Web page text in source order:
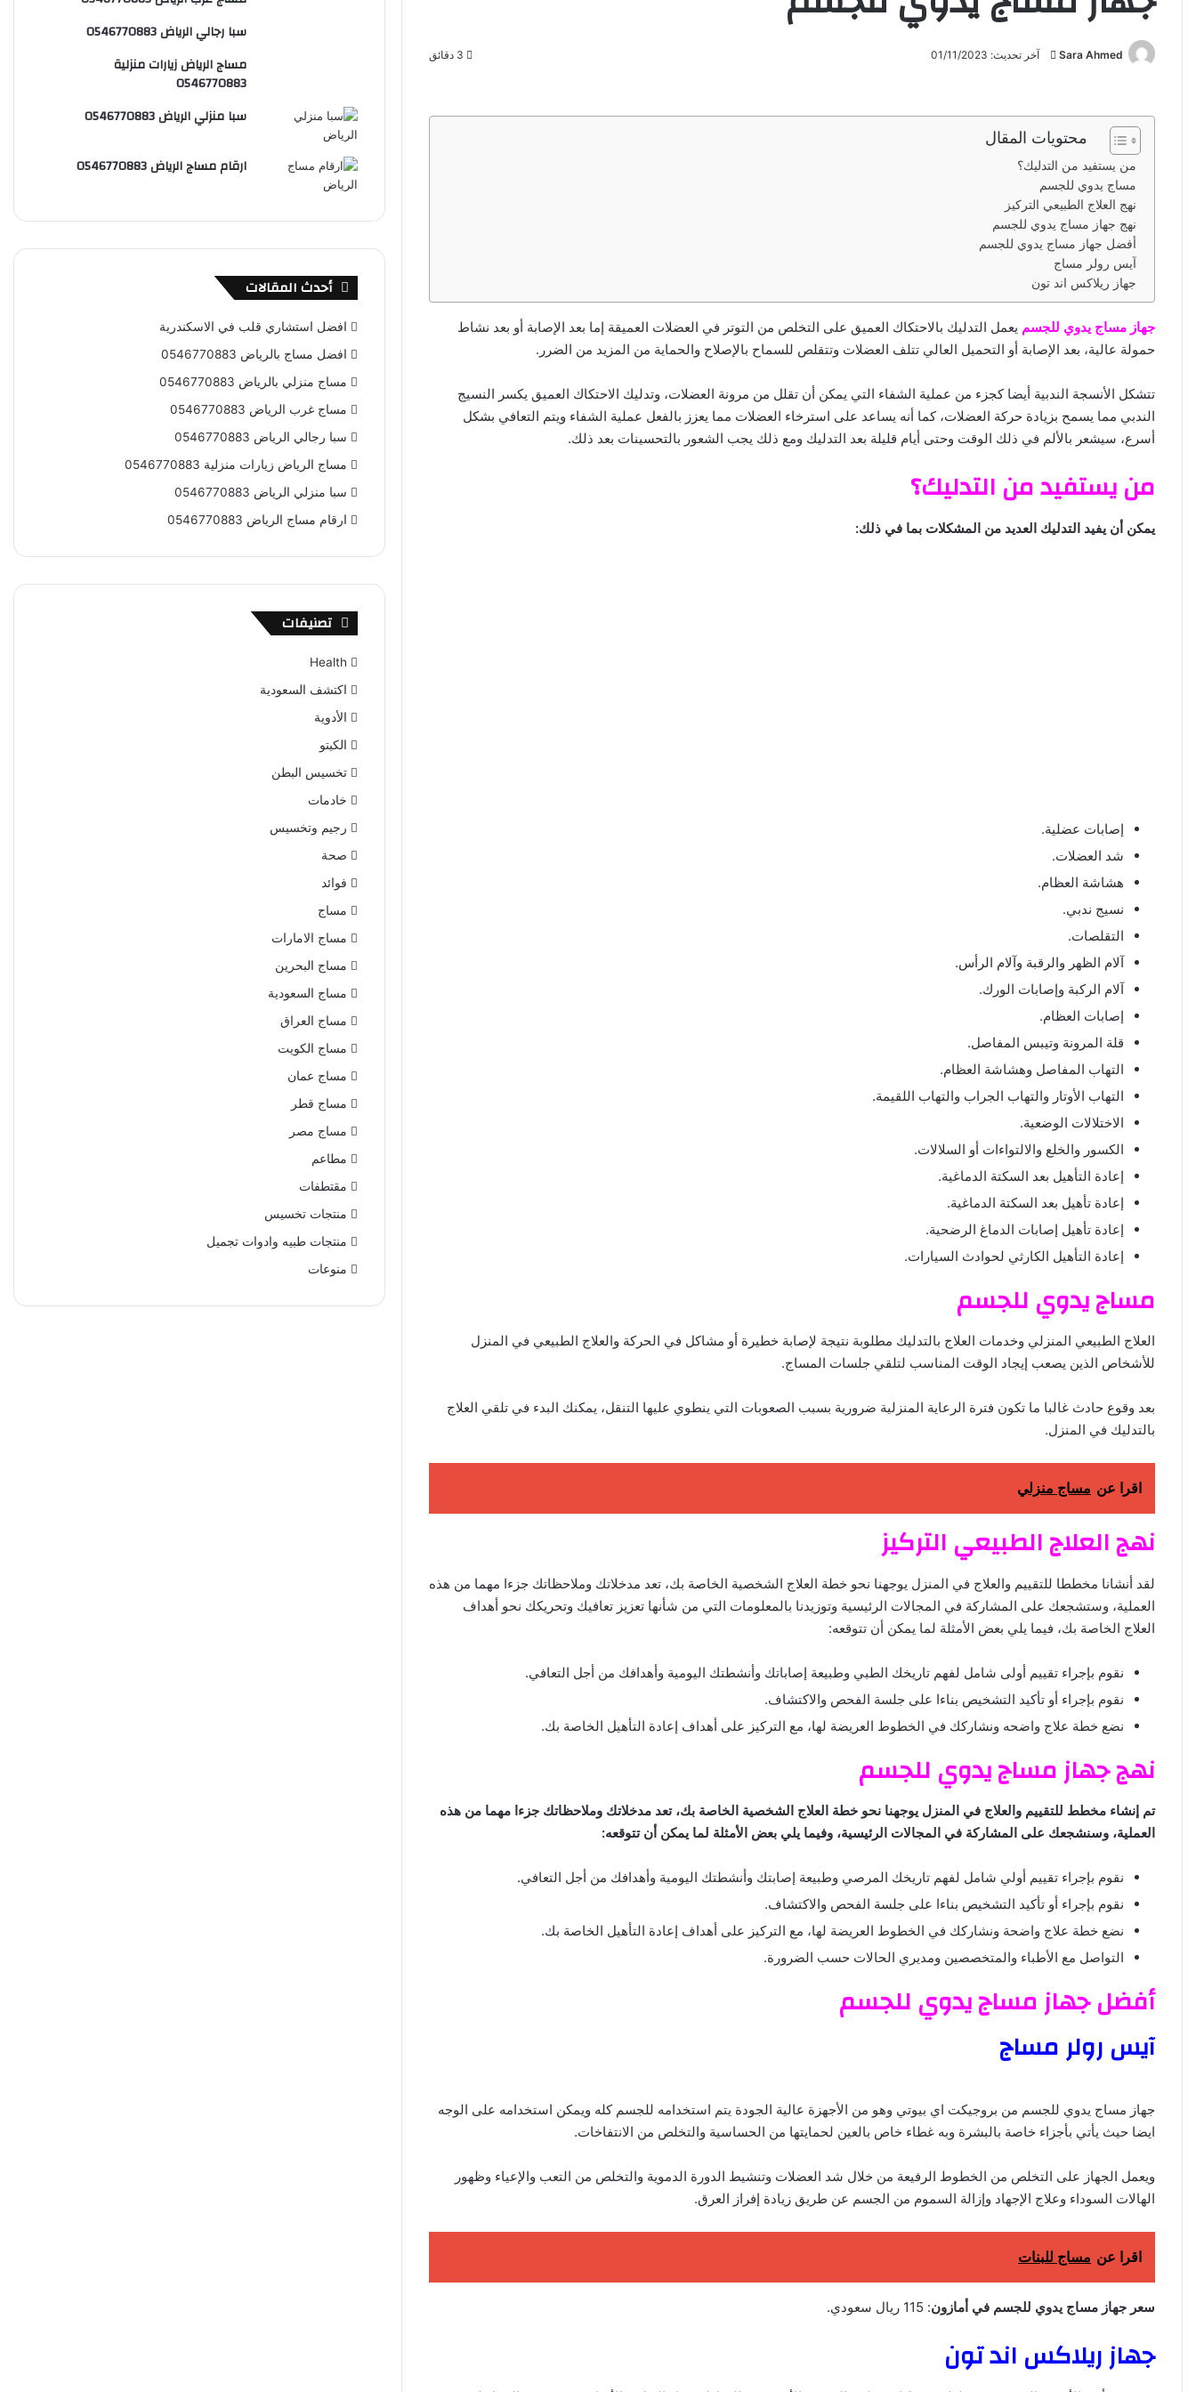
Sara Ahmed
ل
ب
ر
ي
د
ا
إ
ك
ر
و
ي
آخر تحديث: 01/11/2023
محتويات المقال
من يستفيد من التدليك؟
مساج يدوي للجسم
نهج العلاج الطبيعي التركيز
نهج جهاز مساج يدوي للجسم
أفضل جهاز مساج يدوي للجسم
آيس رولر مساج
جهاز ريلاكس اند تون
جهاز مساج يدوي للجسم يعمل التدليك بالاحتكاك العميق على التخلص من التوتر في العضلات العميقة إما بعد الإصابة أو بعد نشاط
حمولة عالية، بعد الإصابة أو التحميل العالي تتلف العضلات وتتقلص للسماح بالإصلاح والحماية من المزيد من الضرر.
تتشكل الأنسجة الندبية أيضا كجزء من عملية الشفاء التي يمكن أن تقلل من مرونة العضلات، وتدليك الاحتكاك العميق يكسر النسيج
الندبي مما يسمح بزيادة حركة العضلات، كما أنه يساعد على استرخاء العضلات مما يعزز بالفعل عملية الشفاء ويتم التعافي بشكل
أسرع، سيشعر بالألم في ذلك الوقت وحتى أيام قليلة بعد التدليك ومع ذلك يجب الشعور بالتحسينات بعد ذلك.
من يستفيد من التدليك؟
يمكن أن يفيد التدليك العديد من المشكلات بما في ذلك:
إصابات عضلية.
شد العضلات.
هشاشة العظام.
نسيج ندبي.
التقلصات.
آلام الظهر والرقبة وآلام الرأس.
آلام الركبة وإصابات الورك.
إصابات العظام.
قلة المرونة وتيبس المفاصل.
التهاب المفاصل وهشاشة العظام.
التهاب الأوتار والتهاب الجراب والتهاب اللقيمة.
الاختلالات الوضعية.
الكسور والخلع والالتواءات أو السلالات.
إعادة التأهيل بعد السكتة الدماغية.
إعادة تأهيل بعد السكتة الدماغية.
إعادة تأهيل إصابات الدماغ الرضحية.
إعادة التأهيل الكارثي لحوادث السيارات.
مساج يدوي للجسم
العلاج الطبيعي المنزلي وخدمات العلاج بالتدليك مطلوبة نتيجة لإصابة خطيرة أو مشاكل في الحركة والعلاج الطبيعي في المنزل
للأشخاص الذين يصعب إيجاد الوقت المناسب لتلقي جلسات المساج.
بعد وقوع حادث غالبا ما تكون فترة الرعاية المنزلية ضرورية بسبب الصعوبات التي ينطوي عليها التنقل، يمكنك البدء في تلقي العلاج
بالتدليك في المنزل.
اقرا عن مساج منزلي
نهج العلاج الطبيعي التركيز
لقد أنشانا مخططا للتقييم والعلاج في المنزل يوجهنا نحو خطة العلاج الشخصية الخاصة بك، تعد مدخلاتك وملاحظاتك جزءا مهما من هذه
العملية، وستشجعك على المشاركة في المجالات الرئيسية وتوزيدنا بالمعلومات التي من شأنها تعزيز تعافيك وتحريكك نحو أهداف
العلاج الخاصة بك، فيما يلي بعض الأمثلة لما يمكن أن تتوقعه:
نقوم بإجراء تقييم أولى شامل لفهم تاريخك الطبي وطبيعة إصاباتك وأنشطتك اليومية وأهدافك من أجل التعافي.
نقوم بإجراء أو تأكيد التشخيص بناءا على جلسة الفحص والاكتشاف.
نضع خطة علاج واضحه ونشاركك في الخطوط العريضة لها، مع التركيز على أهداف إعادة التأهيل الخاصة بك.
نهج جهاز مساج يدوي للجسم
تم إنشاء مخطط للتقييم والعلاج في المنزل يوجهنا نحو خطة العلاج الشخصية الخاصة بك، تعد مدخلاتك وملاحظاتك جزءا مهما من هذه
العملية، وسنشجعك على المشاركة في المجالات الرئيسية، وفيما يلي بعض الأمثلة لما يمكن أن تتوقعه:
نقوم بإجراء تقييم أولي شامل لفهم تاريخك المرصي وطبيعة إصابتك وأنشطتك اليومية وأهدافك من أجل التعافي.
نقوم بإجراء أو تأكيد التشخيص بناءا على جلسة الفحص والاكتشاف.
نضع خطة علاج واضحة ونشاركك في الخطوط العريضة لها، مع التركيز على أهداف إعادة التأهيل الخاصة بك.
التواصل مع الأطباء والمتخصصين ومديري الحالات حسب الضرورة.
أفضل جهاز مساج يدوي للجسم
آيس رولر مساج
جهاز مساج يدوي للجسم من بروجيكت اي بيوتي وهو من الأجهزة عالية الجودة يتم استخدامه للجسم كله ويمكن استخدامه على الوجه
ايضا حيث يأتي بأجزاء خاصة بالبشرة وبه غطاء خاص بالعين لحمايتها من الحساسية والتخلص من الانتفاخات.
ويعمل الجهاز على التخلص من الخطوط الرفيعة من خلال شد العضلات وتنشيط الدورة الدموية والتخلص من التعب والإعياء وظهور
الهالات السوداء وعلاج الإجهاد وإزالة السموم من الجسم عن طريق زيادة إفراز العرق.
اقرا عن مساج للبنات
سعر جهاز مساج يدوي للجسم في أمازون: 115 ريال سعودي.
جهاز ريلاكس اند تون
س
ت
e
و
ق
R
سبا رجالي الرياض 0546770883
مساج الرياض زيارات منزلية
0546770883
سبا منزلي الرياض 0546770883
ارقام مساج الرياض 0546770883
أحدث المقالات
افضل استشاري قلب في الاسكندرية
افضل مساج بالرياض 0546770883
مساج منزلي بالرياض 0546770883
مساج غرب الرياض 0546770883
سبا رجالي الرياض 0546770883
مساج الرياض زيارات منزلية 0546770883
سبا منزلي الرياض 0546770883
ارقام مساج الرياض 0546770883
تصنيفات
Health
اكتشف السعودية
الأدوية
الكيتو
تخسيس البطن
خادمات
رجيم وتخسيس
صحة
فوائد
مساج
مساج الامارات
مساج البحرين
مساج السعودية
مساج العراق
مساج الكويت
مساج عمان
مساج قطر
مساج مصر
مطاعم
مقتطفات
منتجات تخسيس
منتجات طبيه وادوات تجميل
منوعات